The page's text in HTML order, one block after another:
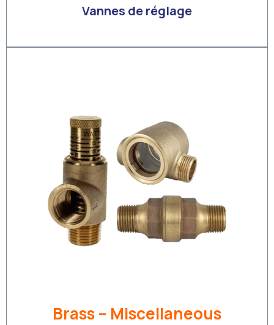
Vannes de réglage
Brass – Miscellaneous